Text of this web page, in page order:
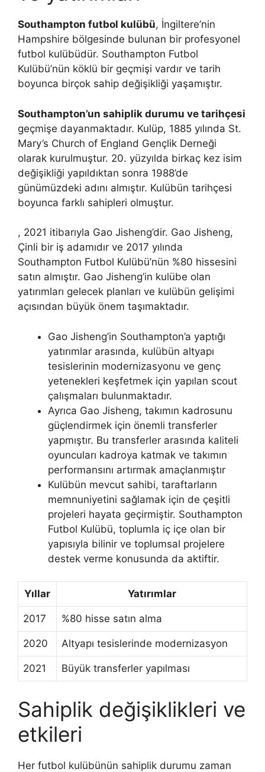
Southampton futbol kulübü, İngiltere’nin
Hampshire bölgesinde bulunan bir profesyonel
futbol kulübüdür. Southampton Futbol
Kulübü’nün köklü bir geçmişi vardır ve tarih
boyunca birçok sahip değişikliği yaşamıştır.
Southampton’un sahiplik durumu ve tarihçesi
geçmişe dayanmaktadır. Kulüp, 1885 yılında St.
Mary’s Church of England Gençlik Derneği
olarak kurulmuştur. 20. yüzyılda birkaç kez isim
değişikliği yapıldıktan sonra 1988’de
günümüzdeki adını almıştır. Kulübün tarihçesi
boyunca farklı sahipleri olmuştur.
, 2021 itibarıyla Gao Jisheng’dir. Gao Jisheng,
Çinli bir iş adamıdır ve 2017 yılında
Southampton Futbol Kulübü’nün %80 hissesini
satın almıştır. Gao Jisheng’in kulübe olan
yatırımları gelecek planları ve kulübün gelişimi
açısından büyük önem taşımaktadır.
Gao Jisheng’in Southampton’a yaptığı
yatırımlar arasında, kulübün altyapı
tesislerinin modernizasyonu ve genç
yetenekleri keşfetmek için yapılan scout
çalışmaları bulunmaktadır.
Ayrıca Gao Jisheng, takımın kadrosunu
güçlendirmek için önemli transferler
yapmıştır. Bu transferler arasında kaliteli
oyuncuları kadroya katmak ve takımın
performansını artırmak amaçlanmıştır
Kulübün mevcut sahibi, taraftarların
memnuniyetini sağlamak için de çeşitli
projeleri hayata geçirmiştir. Southampton
Futbol Kulübü, toplumla iç içe olan bir
yapısıyla bilinir ve toplumsal projelere
destek verme konusunda da aktiftir.
Yıllar Yatırımlar
2017 %80 hisse satın alma
2020 Altyapı tesislerinde modernizasyon
2021 Büyük transferler yapılması
Sahiplik değişiklikleri ve
etkileri
Her futbol kulübünün sahiplik durumu zaman